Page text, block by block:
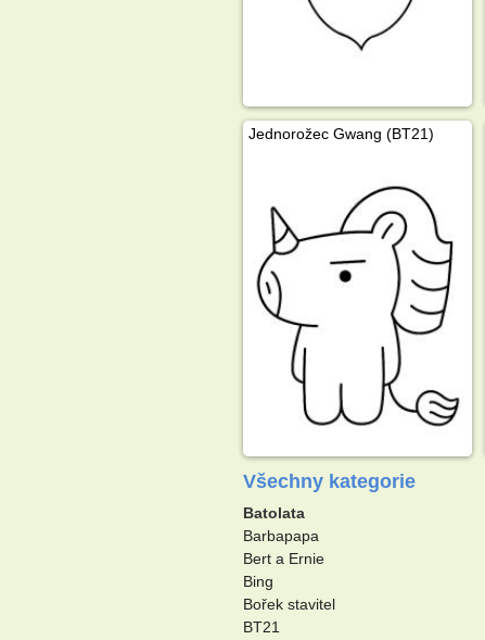
Jednorožec Gwang (BT21)
Všechny kategorie
Batolata
Barbapapa
Bert a Ernie
Bing
Bořek stavitel
BT21